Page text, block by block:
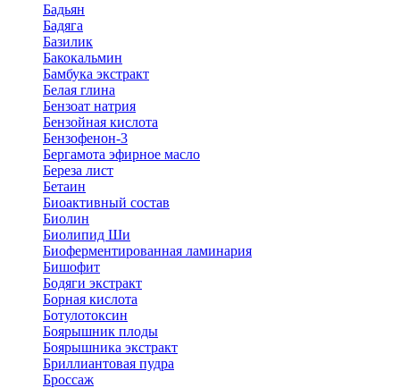
Бадьян
Бадяга
Базилик
Бакокальмин
Бамбука экстракт
Белая глина
Бензоат натрия
Бензойная кислота
Бензофенон-3
Бергамота эфирное масло
Береза лист
Бетаин
Биоактивный состав
Биолин
Биолипид Ши
Биоферментированная ламинария
Бишофит
Бодяги экстракт
Борная кислота
Ботулотоксин
Боярышник плоды
Боярышника экстракт
Бриллиантовая пудра
Броссаж